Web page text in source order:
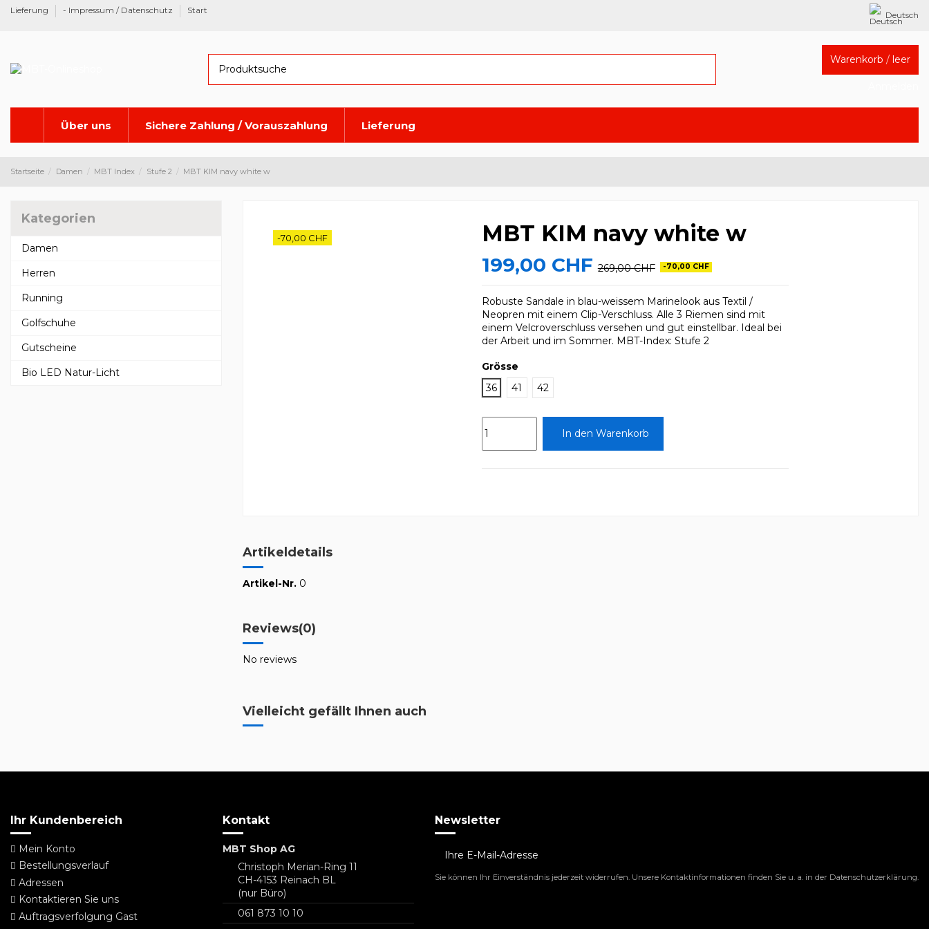
Lieferung - Impressum / Datenschutz Start Deutsch
Warenkorb / leer
Über uns Sichere Zahlung / Vorauszahlung Lieferung
Startseite Damen MBT Index Stufe 2 MBT KIM navy white w
-70,00 CHF MBT KIM navy white w
199,00 CHF 269,00 CHF -70,00 CHF
Robuste Sandale in blau-weissem Marinelook aus Textil /
Neopren mit einem Clip-Verschluss. Alle 3 Riemen sind mit
einem Velcroverschluss versehen und gut einstellbar. Ideal bei
der Arbeit und im Sommer. MBT-Index: Stufe 2
Grösse
36
41 42
In den Warenkorb
Artikeldetails
Artikel-Nr. 0
Reviews(0)
No reviews
Vielleicht gefällt Ihnen auch
Kategorien
Damen
Herren
Running
Golfschuhe
Gutscheine
Bio LED Natur-Licht
Ihr Kundenbereich
Mein Konto
Bestellungsverlauf
Adressen
Kontaktieren Sie uns
Auftragsverfolgung Gast
Kontakt
MBT Shop AG
Christoph Merian-Ring 11
CH-4153 Reinach BL
(nur Büro)
061 873 10 10
Newsletter
Sie können Ihr Einverständnis jederzeit widerrufen. Unsere Kontaktinformationen finden Sie u. a. in der Datenschutzerklärung.